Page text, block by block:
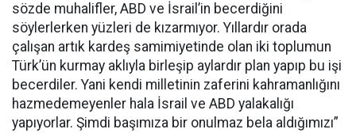
sözde muhalifler, ABD ve İsrail’in becerdiğini
söylerlerken yüzleri de kızarmıyor. Yıllardır orada
çalışan artık kardeş samimiyetinde olan iki toplumun
Türk’ün kurmay aklıyla birleşip aylardır plan yapıp bu işi
becerdiler. Yani kendi milletinin zaferini kahramanlığını
hazmedemeyenler hala İsrail ve ABD yalakalığı
yapıyorlar. Şimdi başımıza bir onulmaz bela aldığımızı”